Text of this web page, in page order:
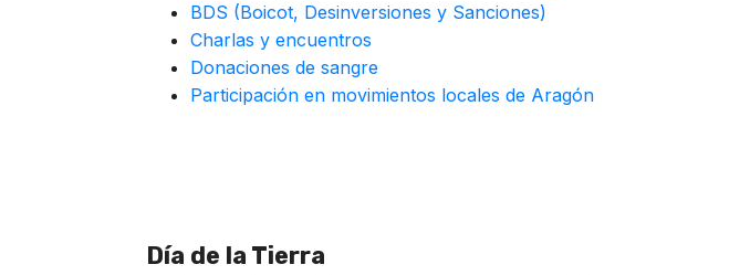
BDS (Boicot, Desinversiones y Sanciones)
Charlas y encuentros
Donaciones de sangre
Participación en movimientos locales de Aragón
Día de la Tierra